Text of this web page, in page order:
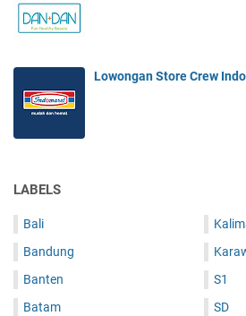
Lowongan Store Crew
LABELS
Bali
Bandung
Banten
Batam
S1
SD